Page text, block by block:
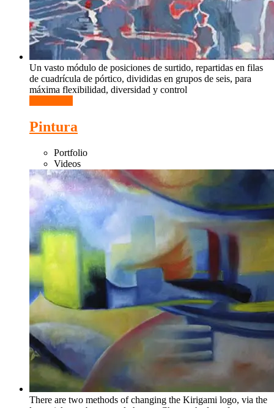
Un vasto módulo de posiciones de surtido, repartidas en filas
de cuadrícula de pórtico, divididas en grupos de seis, para
máxima flexibilidad, diversidad y control
Pintura
Portfolio
Videos
There are two methods of changing the Kirigami logo, via the